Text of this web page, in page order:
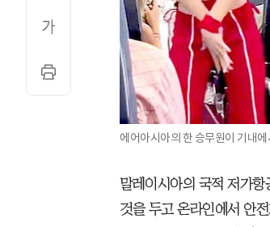
에어아시아의 한 승무원이 기내
말레이시아의 국적 저가
것을 두고 온라인에서 안